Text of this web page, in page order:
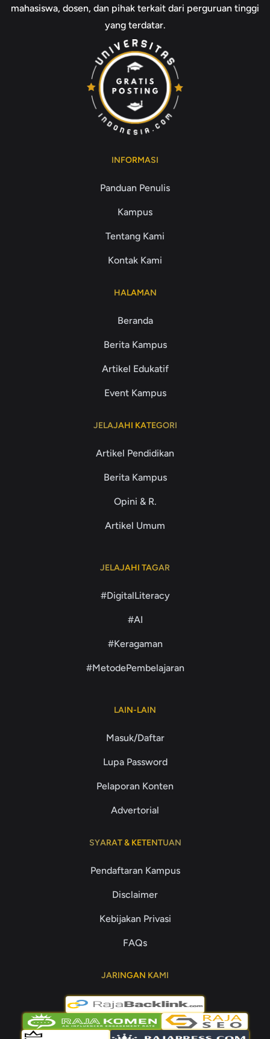
mahasiswa, dosen, dan pihak terkait dari perguruan tinggi
yang terdatar.
INFORMASI
Panduan Penulis
Kampus
Tentang Kami
Kontak Kami
HALAMAN
Beranda
Berita Kampus
Artikel Edukatif
Event Kampus
JELAJAHI KATEGORI
Artikel Pendidikan
Berita Kampus
Opini & R.
Artikel Umum
JELAJAHI TAGAR
#DigitalLiteracy
#AI
#Keragaman
#MetodePembelajaran
LAIN-LAIN
Masuk/Daftar
Lupa Password
Pelaporan Konten
Advertorial
SYARAT & KETENTUAN
Pendaftaran Kampus
Disclaimer
Kebijakan Privasi
FAQs
JARINGAN KAMI